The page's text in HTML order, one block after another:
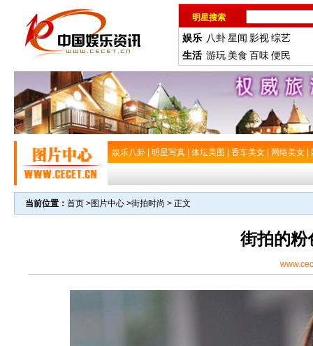
明星搜索
娱乐 八卦星闻 影视综艺
生活 游玩 美食 百味便民
娱乐八卦 明星写真 体坛美图 香车美女 网络美女
当前位置： 首页 >图片中心 >街拍时尚 > 正文
街拍的粉